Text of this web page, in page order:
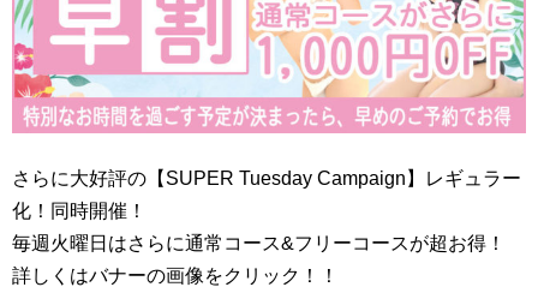
さらに大好評の【SUPER Tuesday Campaign】レギュラー
化！同時開催！
毎週火曜日はさらに通常コース&フリーコースが超お得！
詳しくはバナーの画像をクリック！！